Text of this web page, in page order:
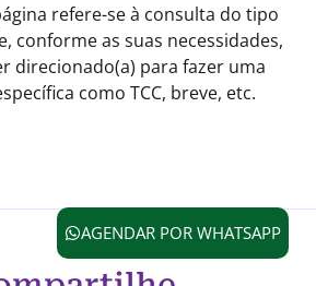
refere-se à consulta do tipo
conforme as suas necessidades,
direcionado(a) para fazer uma
como TCC, breve, etc.
AGENDAR POR WHATSAPP